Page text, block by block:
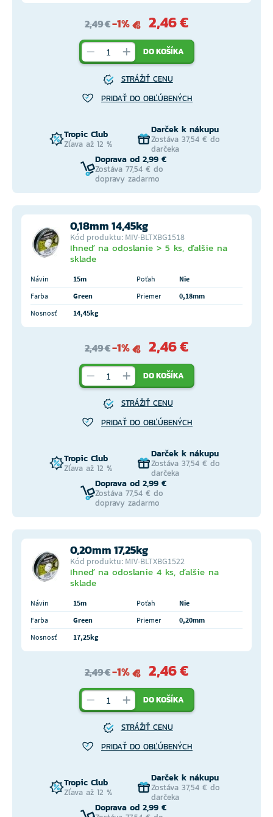
2,49 €-1% 2,46 €
DO KOŠÍKA
STRÁŽIŤ CENU
PRIDAŤ DO OBĽÚBENÝCH
Tropic Club
Zľava až 12 %
Darček k nákupu
Zostáva 37,54 € do
darčeka
Doprava od 2,99 €
Zostáva 77,54 € do
dopravy zadarmo
0,18mm 14,45kg
Kód produktu: MIV-BLTXBG1518
Ihneď na odoslanie > 5 ks, ďalšie na
sklade
Návin 15m Poťah
Nie
Farba
Green Priemer
0,18mm
Nosnosť
14,45kg
2,49 €-1% 2,46 €
DO KOŠÍKA
STRÁŽIŤ CENU
PRIDAŤ DO OBĽÚBENÝCH
Tropic Club
Zľava až 12 %
Darček k nákupu
Zostáva 37,54 € do
darčeka
Doprava od 2,99 €
Zostáva 77,54 € do
dopravy zadarmo
0,20mm 17,25kg
Kód produktu: MIV-BLTXBG1522
Ihneď na odoslanie 4 ks, ďalšie na
sklade
Návin 15m Poťah
Nie
Farba
Green Priemer
0,20mm
Nosnosť
17,25kg
2,49 €-1% 2,46 €
DO KOŠÍKA
STRÁŽIŤ CENU
PRIDAŤ DO OBĽÚBENÝCH
Tropic Club
Zľava až 12 %
Darček k nákupu
Zostáva 37,54 € do
darčeka
Doprava od 2,99 €